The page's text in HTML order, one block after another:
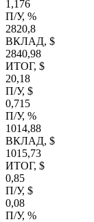
1,176
П/У, %
2820,8
ВКЛАД, $
2840,98
ИТОГ, $
20,18
П/У, $
0,715
П/У, %
1014,88
ВКЛАД, $
1015,73
ИТОГ, $
0,85
П/У, $
0,08
П/У, %